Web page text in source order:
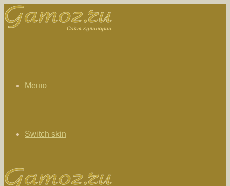
Меню
Switch skin